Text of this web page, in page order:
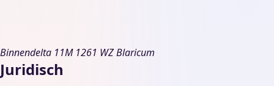
Binnendelta 11M 1261 WZ Blaricum
Juridisch